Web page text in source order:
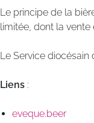
Le principe de la
limitée, dont la
Le Service
Liens:
eveque.beer